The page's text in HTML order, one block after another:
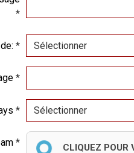
CLIQUEZ POUR